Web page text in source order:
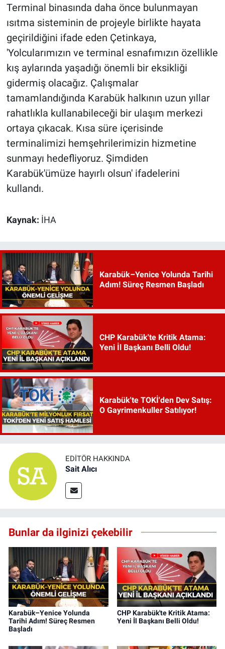
Terminal binasında daha önce bulunmayan
ısıtma sisteminin de projeyle birlikte hayata
geçirildiğini ifade eden Çetinkaya,
'Yolcularımızın ve terminal esnafımızın özellikle
kış aylarında yaşadığı önemli bir eksikliği
gidermiş olacağız. Çalışmalar
tamamlandığında Karabük halkının uzun yıllar
rahatlıkla kullanabileceği bir ulaşım merkezi
ortaya çıkacak. Kısa süre içerisinde
terminalimizi hemşehrilerimizin hizmetine
sunmayı hedefliyoruz. Şimdiden
Karabük'ümüze hayırlı olsun' ifadelerini
kullandı.
Kaynak: İHA
Karabük–Yenice Yolunda Tarihi
Adım! Süreç Resmen Başladı
CHP Karabük'te Kritik Atama:
Yeni İl Başkanı Belli Oldu!
Karabük'te TOKİ'den Dev Satış:
O Gayrimenkuller Satılıyor!
EDITÖR HAKKINDA
Sait Alıcı
Bunlar da ilginizi çekebilir
Karabük–Yenice Yolunda
Tarihi Adım! Süreç Resmen
Başladı
CHP Karabük'te Kritik Atama:
Yeni İl Başkanı Belli Oldu!